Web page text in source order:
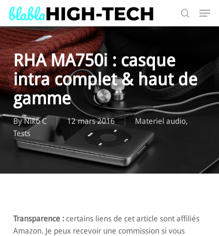
Skip
main
content
Search
RHA MA750i : casque
intra complet & haut de
gamme
By Niko C 12 mars 2016 Materiel audio,
Tests
Transparence :certains liens de cet article sont affiliés
Amazon. Je peux recevoir une commission si vous